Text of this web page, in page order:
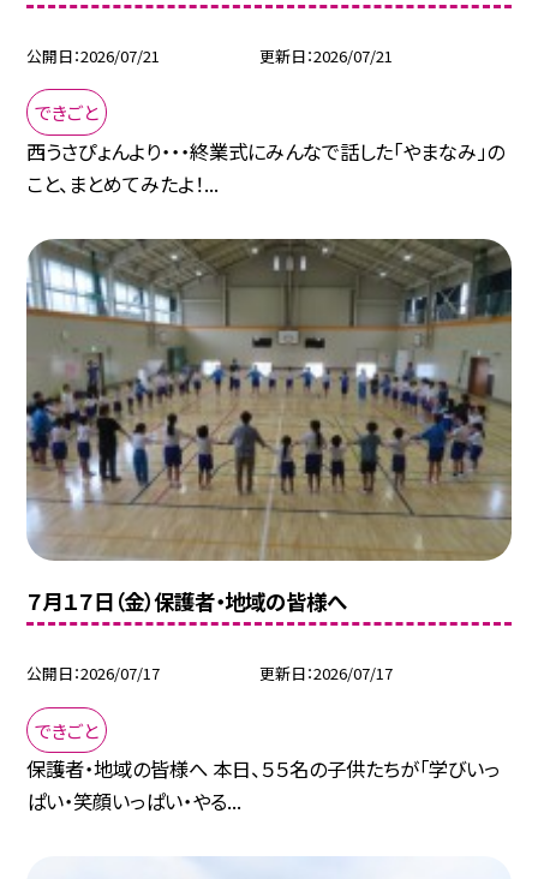
公開日 2026/07/21 更新日 2026/07/21
できごと
西うさぴょんより・・・終業式にみんなで話した「やまなみ」の
こと、まとめてみたよ！...
７月１７日（金）保護者・地域の皆様へ
公開日 2026/07/17 更新日 2026/07/17
できごと
保護者・地域の皆様へ 本日、５５名の子供たちが「学びいっ
ぱい・笑顔いっぱい・やる...